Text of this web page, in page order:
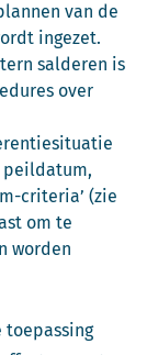
van de
ingezet.
salderen is
over
peildatum,
criteria’ (zie
om te
worden
toepassing